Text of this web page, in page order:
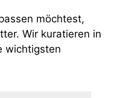
möchtest,
Wir kuratieren in
wichtigsten